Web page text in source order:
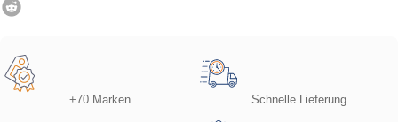
+70 Marken Schnelle Lieferung